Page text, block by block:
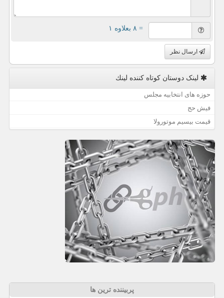
= ۸ بعلاوه ۱
ارسال نظر
لینک دوستان كوتاه كننده لینك
حوزه های انتخابیه مجلس
فیش حج
قیمت بیسیم موتورولا
پربیننده ترین ها